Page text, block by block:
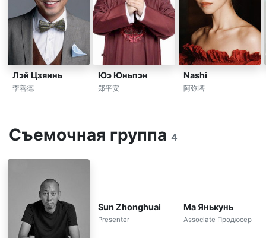
Лэй Цзяинь
李善德
Юэ Юньпэн
郑平安
Nashi
阿弥塔
Съемочная группа 4